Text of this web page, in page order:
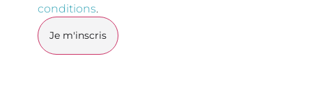
conditions.